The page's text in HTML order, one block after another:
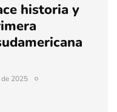
historia y
de 2025